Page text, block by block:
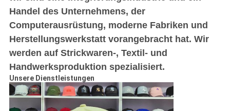
Handel des Unternehmens, der
Computerausrüstung, moderne Fabriken und
Herstellungswerkstatt vorangebracht hat. Wir
werden auf Strickwaren-, Textil- und
Handwerksproduktion spezialisiert.
Unsere Dienstleistungen